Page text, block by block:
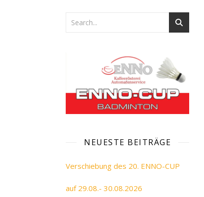
NEUESTE BEITRÄGE
Verschiebung des 20. ENNO-CUP
auf 29.08.- 30.08.2026